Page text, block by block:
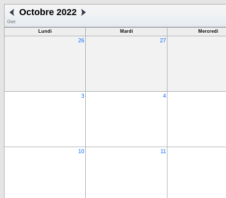
Octobre 2022
Giet
Lundi
Mardi Mercredi
26 27
3 4
10 11